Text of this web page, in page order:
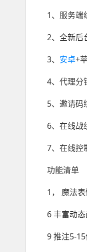
1、服务端
2、全新后
3、 安卓+
4、代理分
5、邀请码
6、在线战
7、在线控
功能清单
1， 魔法
6 丰富动
9 推注5-